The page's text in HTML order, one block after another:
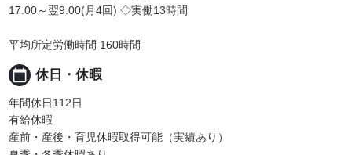
17:00～翌9:00(月4回) ◇実働13時間
平均所定労働時間 160時間
calendar_today 休日・休暇
年間休日112日
有給休暇
産前・産後・育児休暇取得可能（実績あり）